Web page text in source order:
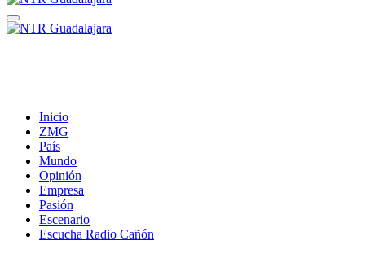
Inicio
ZMG
País
Mundo
Opinión
Empresa
Pasión
Escenario
Escucha Radio Cañón